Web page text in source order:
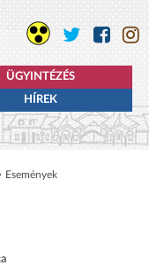
ÜGYINTÉZÉS
HÍREK
Események